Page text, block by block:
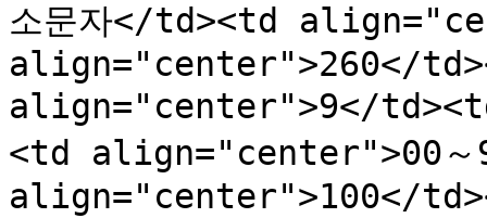
소문자</td><td
align="center">260</
align="center">9</
<td align="center">00～
align="center">100</